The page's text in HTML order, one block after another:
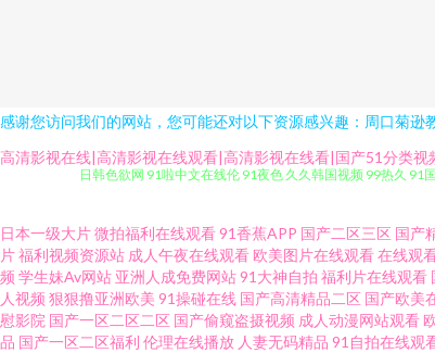
感谢您访问我们的网站，您可能还对以下资源感兴趣：周口菊逊
高清影视在线|高清影视在线观看|高清影视在线看|国产51分类
日韩色欲网 91啦中文在线伦 91夜色 久久韩国视频 99热久 91
创视频 探花在线播放 99视频福利 欧美成人多人免费 91国产
产成人在线 天堂男人wang 97亚洲超碰 日本久操视频播放 黄
日本一级大片微拍福利在线观看91香蕉APP 国产二区三区 国产
片福利视频资源站 成人午夜在线观看 欧美图片在线观看在线观
频 学生妹Av网站 亚洲人成免费网站91大神自拍 福利片在线观看
人视频 狠狠撸亚洲欧美 91操碰在线 国产高清精品二区 国产欧美
慰影院 国产一区二区二区 国产偷窥盗摄视频 成人动漫网站观看
品 国产一区二区福利 伦理在线播放 人妻无码精品 91自拍在线观